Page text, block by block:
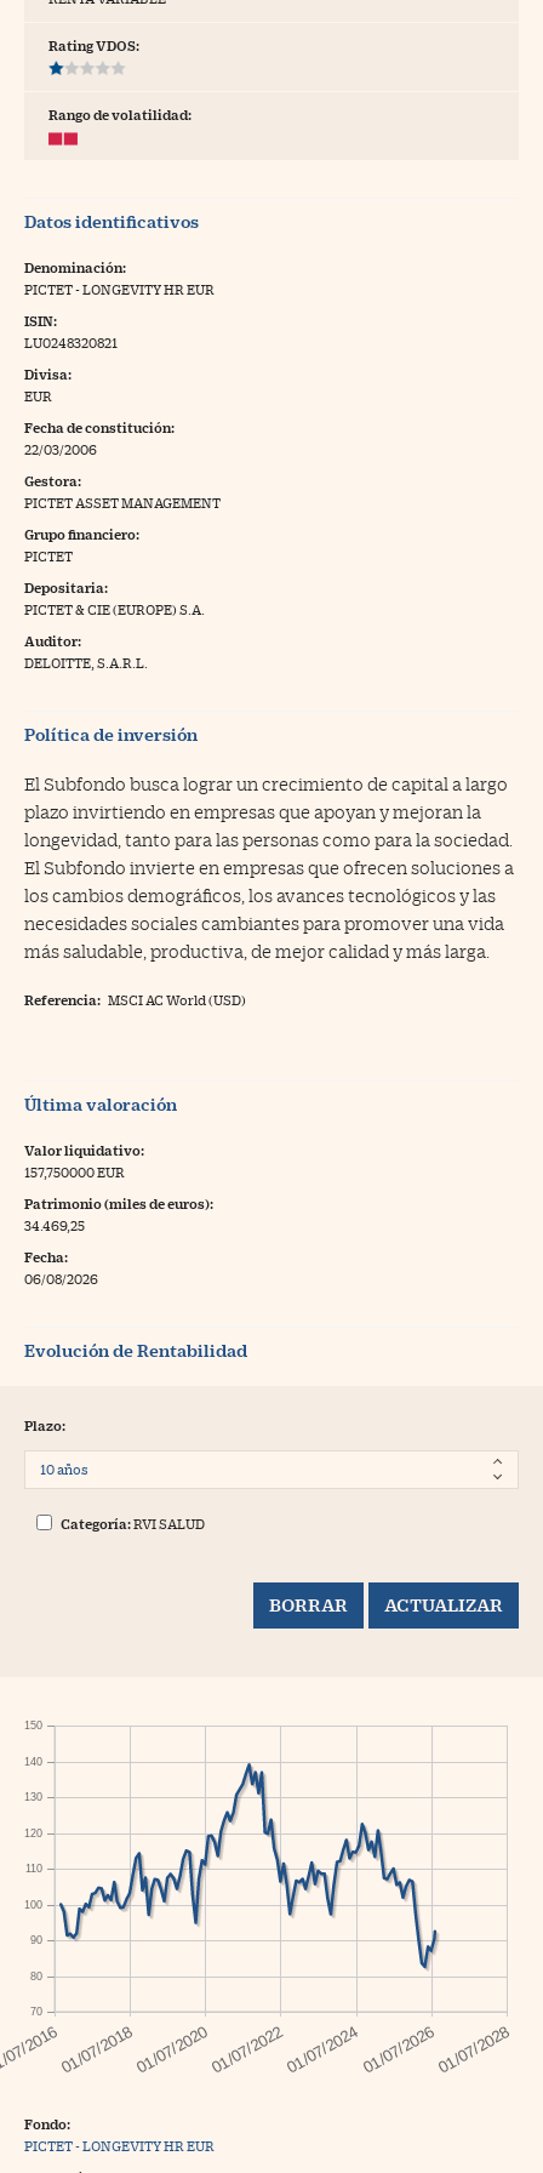
Pyme
a Cinco Días
Rating VDOS:
Rango de volatilidad:
Datos identificativos
Denominación:
PICTET - LONGEVITY HR EUR
ISIN:
LU0248320821
Divisa:
EUR
Fecha de constitución:
22/03/2006
Gestora:
PICTET ASSET MANAGEMENT
Grupo financiero:
PICTET
Depositaria:
PICTET & CIE (EUROPE) S.A.
Auditor:
DELOITTE, S.A.R.L.
Política de inversión
El Subfondo busca lograr un crecimiento de capital a largo
plazo invirtiendo en empresas que apoyan y mejoran la
longevidad, tanto para las personas como para la sociedad.
El Subfondo invierte en empresas que ofrecen soluciones a
los cambios demográficos, los avances tecnológicos y las
necesidades sociales cambiantes para promover una vida
más saludable, productiva, de mejor calidad y más larga.
Referencia: MSCI AC World (USD)
Última valoración
Valor liquidativo:
157,750000 EUR
Patrimonio (miles de euros):
34.469,25
Fecha:
06/08/2026
Evolución de Rentabilidad
Plazo:
Categoría:RVI SALUD
70
80
90
100
110
120
130
140
150
Fondo:
PICTET - LONGEVITY HR EUR